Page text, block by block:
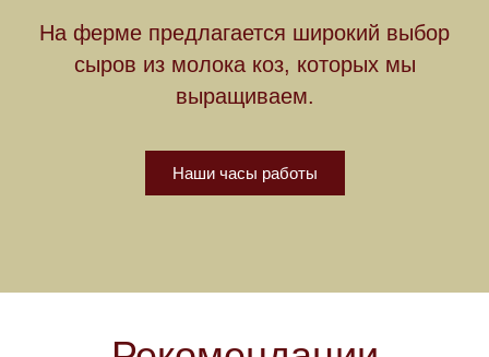
На ферме предлагается широкий выбор
сыров из молока коз, которых мы
выращиваем.
Наши часы работы